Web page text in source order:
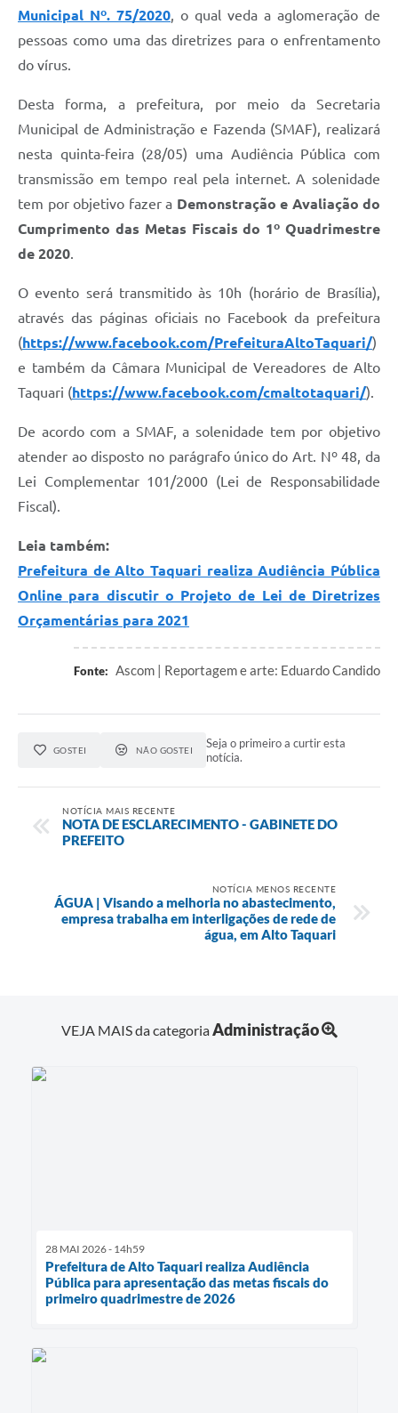
Municipal Nº. 75/2020, o qual veda a aglomeração de
pessoas como uma das diretrizes para o enfrentamento
do vírus.
Desta forma, a prefeitura, por meio da Secretaria
Municipal de Administração e Fazenda (SMAF), realizará
nesta quinta-feira (28/05) uma Audiência Pública com
transmissão em tempo real pela internet. A solenidade
tem por objetivo fazer a Demonstração e Avaliação do
Cumprimento das Metas Fiscais do 1º Quadrimestre
de 2020.
O evento será transmitido às 10h (horário de Brasília),
através das páginas oficiais no Facebook da prefeitura
(https://www.facebook.com/PrefeituraAltoTaquari/)
e também da Câmara Municipal de Vereadores de Alto
Taquari (https://www.facebook.com/cmaltotaquari/).
De acordo com a SMAF, a solenidade tem por objetivo
atender ao disposto no parágrafo único do Art. Nº 48, da
Lei Complementar 101/2000 (Lei de Responsabilidade
Fiscal).
Leia também:
Prefeitura de Alto Taquari realiza Audiência Pública
Online para discutir o Projeto de Lei de Diretrizes
Orçamentárias para 2021
Fonte: Ascom | Reportagem e arte: Eduardo Candido
GOSTEI NÃO GOSTEI
Seja o primeiro a curtir esta
notícia.
NOTÍCIA MAIS RECENTE
NOTA DE ESCLARECIMENTO - GABINETE DO
PREFEITO
NOTÍCIA MENOS RECENTE
ÁGUA | Visando a melhoria no abastecimento,
empresa trabalha em interligações de rede de
água, em Alto Taquari
VEJA MAIS da categoriaAdministração
28 MAI 2026 - 14h59
Prefeitura de Alto Taquari realiza Audiência
Pública para apresentação das metas fiscais do
primeiro quadrimestre de 2026